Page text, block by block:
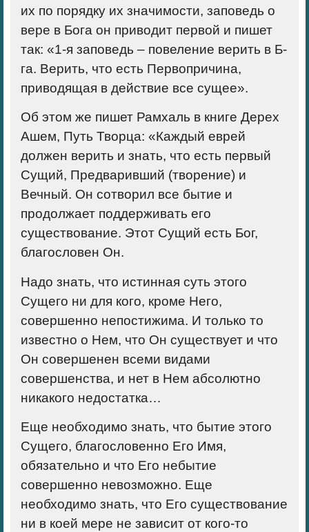
их по порядку их значимости, заповедь о
вере в Бога он приводит первой и пишет
так: «1-я заповедь – повеление верить в Б-
га. Верить, что есть Первопричина,
приводящая в действие все сущее».
Об этом же пишет Рамхаль в книге Дерех
Ашем, Путь Творца: «Каждый еврей
должен верить и знать, что есть первый
Сущий, Предваривший (творение) и
Вечный. Он сотворил все бытие и
продолжает поддерживать его
существование. Этот Сущий есть Бог,
благословен Он.
Надо знать, что истинная суть этого
Сущего ни для кого, кроме Него,
совершенно непостижима. И только то
известно о Нем, что Он существует и что
Он совершенен всеми видами
совершенства, и нет в Нем абсолютно
никакого недостатка…
Еще необходимо знать, что бытие этого
Сущего, благословенно Его Имя,
обязательно и что Его небытие
совершенно невозможно. Еще
необходимо знать, что Его существование
ни в коей мере не зависит от кого-то